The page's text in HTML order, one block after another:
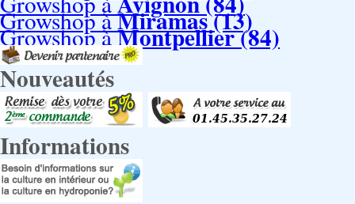
Growshop àMiramas (13)
Growshop àMontpellier (84)
Nouveautés
Informations